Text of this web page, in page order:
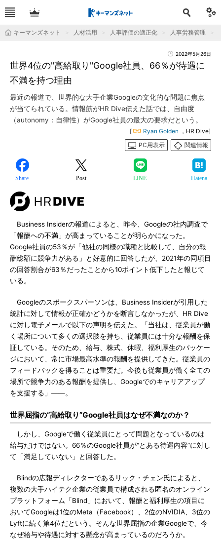
キーマンズネット 人材活用 人事評価の適正化 人事労務管理
2022年5月26日
世界4位の"高給取り"Google社員、66％が待遇に
不満を持つ理由
最近の報道で、世界的な大手企業Googleの文化的な問題に焦点
が当てられている。情報筋がHR Dive伝えた話では、自由度
（autonomy：自律性）がGoogle社員の最大の要求だという。
[ Ryan Golden ，HR Dive]
PC用表示
関連情報
Share Post LINE Hatena
Business Insiderの報道によると、昨今、Googleの社内調査で
「報酬への不満」が高まっていることが明らかになった。
Google社員の53％が「他社の同様の職種と比較して、自分の報
酬総額に競争力がある」と好意的に回答したが、2021年の同項目
の回答割合が63％だったことから10ポイント低下したと報じて
いる。
Googleのスポークスパーソンは、Business Insiderが引用した
統計に対して情報が正確かどうかを断言しなかったが、HR Dive
に対し電子メールで以下の声明を伝えた。「当社は、従業員が働
く場所について多くの選択肢を持ち、従業員には十分な報酬を保
証している。そのため、給与、株式、休暇、福利厚生のパッケー
ジにおいて、常に市場最高水準の報酬を提供してきた。従業員の
フィードバックを得ることは重要だ。今後も従業員が働く全ての
場所で競争力のある報酬を提供し、Googleでのキャリアアップ
を支援する」――。
世界屈指の“高給取り”Google社員はなぜ不満なのか？
しかし、Googleで働く従業員にとって問題となっているのは
給与だけではない。66％のGoogle社員が“とある待遇内容”に対し
て「満足していない」と回答した。
Blindの広報ディレクターであるリック・チェン氏によると、
複数の大手ハイテク企業の従業員で構成される匿名のオンライン
プラットフォーム「Blind」において、報酬と福利厚生の項目に
おいてGoogleは1位のMeta（Facebook）、2位のNVIDIA、3位の
Lyftに続く第4位だという。そんな世界屈指の企業Googleで、今
なぜ給与や待遇に対する懸念が高まっているのだろうか。